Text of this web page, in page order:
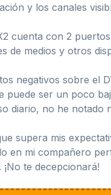
y los canales
cuenta con 2
de medios y otros
negativos sobre el
ser un poco
diario, no he notado
supera mis
en mi compañero
te decepcionará!